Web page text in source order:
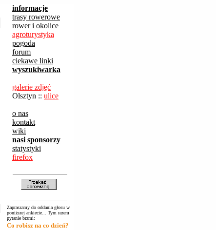
informacje
trasy rowerowe
rower i okolice
agroturystyka
pogoda
forum
ciekawe linki
wyszukiwarka
galerie zdjęć
Olsztyn :: ulice
o nas
kontakt
wiki
nasi sponsorzy
statystyki
firefox
Zapraszamy do oddania głosu w
poniższej ankiecie... Tym razem
pytanie brzmi:
Co robisz na co dzień?